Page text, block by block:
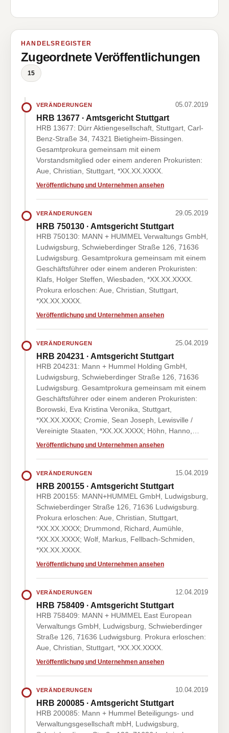
HANDELSREGISTER
Zugeordnete Veröffentlichungen
15
VERÄNDERUNGEN 05.07.2019
HRB 13677 · Amtsgericht Stuttgart
HRB 13677: Dürr Aktiengesellschaft, Stuttgart, Carl-
Benz-Straße 34, 74321 Bietigheim-Bissingen.
Gesamtprokura gemeinsam mit einem
Vorstandsmitglied oder einem anderen Prokuristen:
Aue, Christian, Stuttgart, *XX.XX.XXXX.
Veröffentlichung und Unternehmen ansehen
VERÄNDERUNGEN 29.05.2019
HRB 750130 · Amtsgericht Stuttgart
HRB 750130: MANN + HUMMEL Verwaltungs GmbH,
Ludwigsburg, Schwieberdinger Straße 126, 71636
Ludwigsburg. Gesamtprokura gemeinsam mit einem
Geschäftsführer oder einem anderen Prokuristen:
Klafs, Holger Steffen, Wiesbaden, *XX.XX.XXXX.
Prokura erloschen: Aue, Christian, Stuttgart,
*XX.XX.XXXX.
Veröffentlichung und Unternehmen ansehen
VERÄNDERUNGEN 25.04.2019
HRB 204231 · Amtsgericht Stuttgart
HRB 204231: Mann + Hummel Holding GmbH,
Ludwigsburg, Schwieberdinger Straße 126, 71636
Ludwigsburg. Gesamtprokura gemeinsam mit einem
Geschäftsführer oder einem anderen Prokuristen:
Borowski, Eva Kristina Veronika, Stuttgart,
*XX.XX.XXXX; Cromie, Sean Joseph, Lewisville /
Vereinigte Staaten, *XX.XX.XXXX; Höhn, Hanno,…
Veröffentlichung und Unternehmen ansehen
VERÄNDERUNGEN 15.04.2019
HRB 200155 · Amtsgericht Stuttgart
HRB 200155: MANN+HUMMEL GmbH, Ludwigsburg,
Schwieberdinger Straße 126, 71636 Ludwigsburg.
Prokura erloschen: Aue, Christian, Stuttgart,
*XX.XX.XXXX; Drummond, Richard, Aumühle,
*XX.XX.XXXX; Wolf, Markus, Fellbach-Schmiden,
*XX.XX.XXXX.
Veröffentlichung und Unternehmen ansehen
VERÄNDERUNGEN 12.04.2019
HRB 758409 · Amtsgericht Stuttgart
HRB 758409: MANN + HUMMEL East European
Verwaltungs GmbH, Ludwigsburg, Schwieberdinger
Straße 126, 71636 Ludwigsburg. Prokura erloschen:
Aue, Christian, Stuttgart, *XX.XX.XXXX.
Veröffentlichung und Unternehmen ansehen
VERÄNDERUNGEN 10.04.2019
HRB 200085 · Amtsgericht Stuttgart
HRB 200085: Mann + Hummel Beteiligungs- und
Verwaltungsgesellschaft mbH, Ludwigsburg,